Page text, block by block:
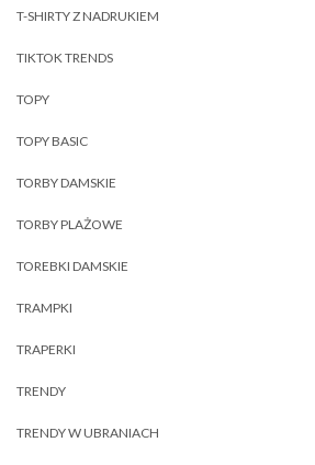
T-SHIRTY Z NADRUKIEM
TIKTOK TRENDS
TOPY
TOPY BASIC
TORBY DAMSKIE
TORBY PLAŻOWE
TOREBKI DAMSKIE
TRAMPKI
TRAPERKI
TRENDY
TRENDY W UBRANIACH